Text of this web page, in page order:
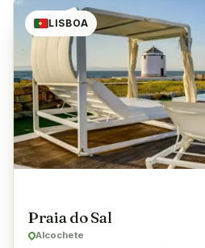
LISBOA
Praia do Sal
Alcochete